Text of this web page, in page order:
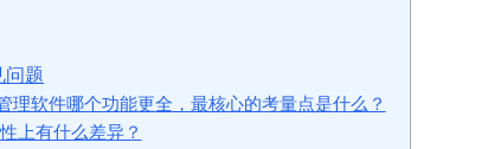
问题
理软件哪个功能更全，最核心的考量点是什么？
上有什么差异？